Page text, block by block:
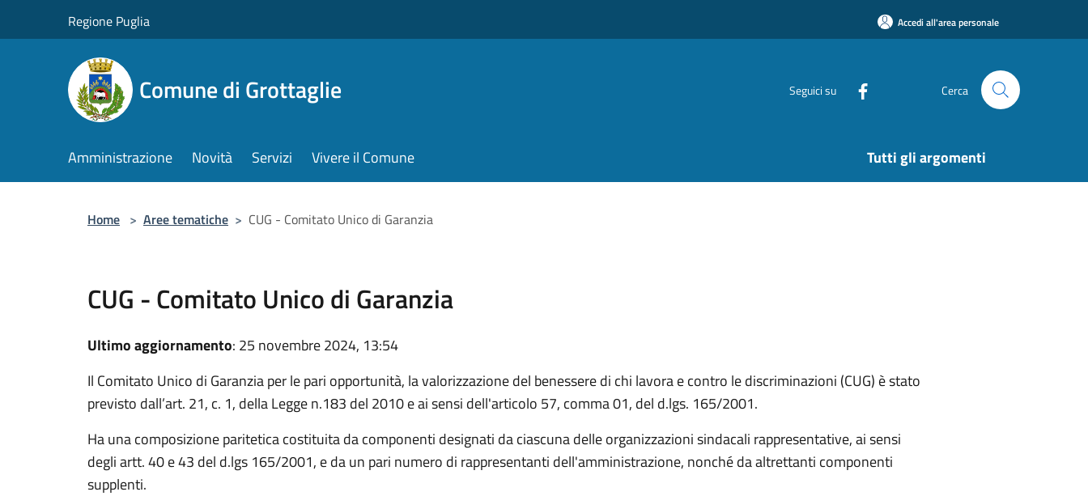
Regione Puglia Accedi all'area personale
Comune di Grottaglie Seguici su Cerca
Amministrazione Novità Servizi Vivere il Comune Tutti gli argomenti
Home > Aree tematiche > CUG - Comitato Unico di Garanzia
CUG - Comitato Unico di Garanzia
Ultimo aggiornamento: 25 novembre 2024, 13:54
Il Comitato Unico di Garanzia per le pari opportunità, la valorizzazione del benessere di chi lavora e contro le discriminazioni (CUG) è stato
previsto dall’art. 21, c. 1, della Legge n.183 del 2010 e ai sensi dell'articolo 57, comma 01, del d.lgs. 165/2001.
Ha una composizione paritetica costituita da componenti designati da ciascuna delle organizzazioni sindacali rappresentative, ai sensi
degli artt. 40 e 43 del d.lgs 165/2001, e da un pari numero di rappresentanti dell'amministrazione, nonché da altrettanti componenti
supplenti.